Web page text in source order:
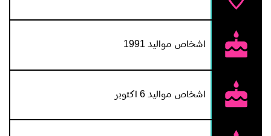
اشخاص مواليد 1991
اشخاص مواليد 6 اكتوبر